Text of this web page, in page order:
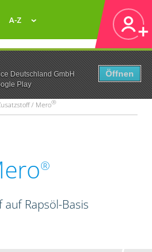
Deutschland GmbH
Play
Öffnen
A-Z
/ Mero®
®
Rapsöl-Basis